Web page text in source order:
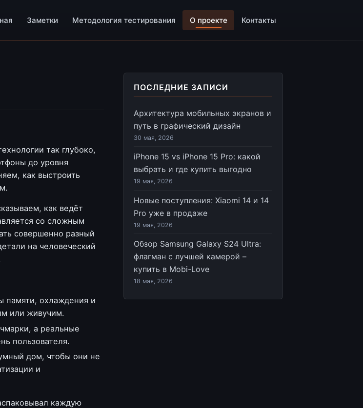
Заметки Методология тестирования О проекте Контакты
так глубоко,
до уровня
как выстроить
как ведёт
со сложным
совершенно разный
на человеческий
памяти, охлаждения и
или живучим.
а реальные
пользователя.
дом, чтобы они не
и
каждую
ПОСЛЕДНИЕ ЗАПИСИ
Архитектура мобильных экранов и
путь в графический дизайн
30 мая, 2026
iPhone 15 vs iPhone 15 Pro: какой
выбрать и где купить выгодно
19 мая, 2026
Новые поступления: Xiaomi 14 и 14
Pro уже в продаже
19 мая, 2026
Обзор Samsung Galaxy S24 Ultra:
флагман с лучшей камерой –
купить в Mobi-Love
18 мая, 2026